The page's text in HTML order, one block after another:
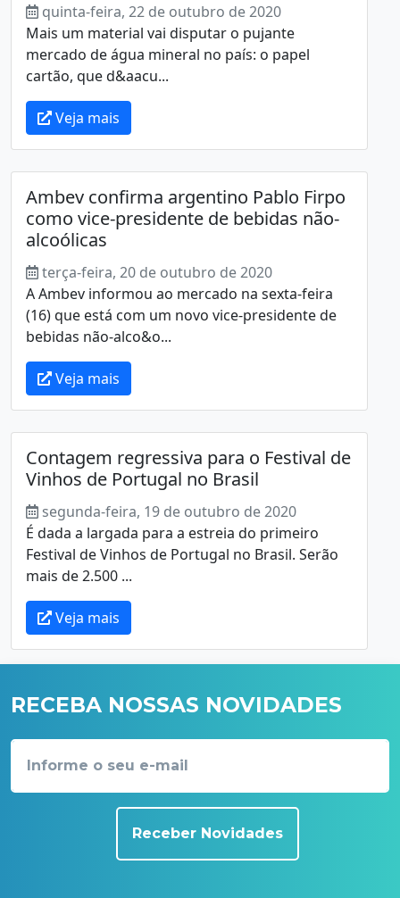
quinta-feira, 22 de outubro de 2020
Mais um material vai disputar o pujante
mercado de água mineral no país: o papel
cartão, que d&aacu...
Veja mais
Ambev confirma argentino Pablo Firpo
como vice-presidente de bebidas não-
alcoólicas
terça-feira, 20 de outubro de 2020
A Ambev informou ao mercado na sexta-feira
(16) que está com um novo vice-presidente de
bebidas não-alco&o...
Veja mais
Contagem regressiva para o Festival de
Vinhos de Portugal no Brasil
segunda-feira, 19 de outubro de 2020
É dada a largada para a estreia do primeiro
Festival de Vinhos de Portugal no Brasil. Serão
mais de 2.500 ...
Veja mais
RECEBA NOSSAS NOVIDADES
Receber Novidades